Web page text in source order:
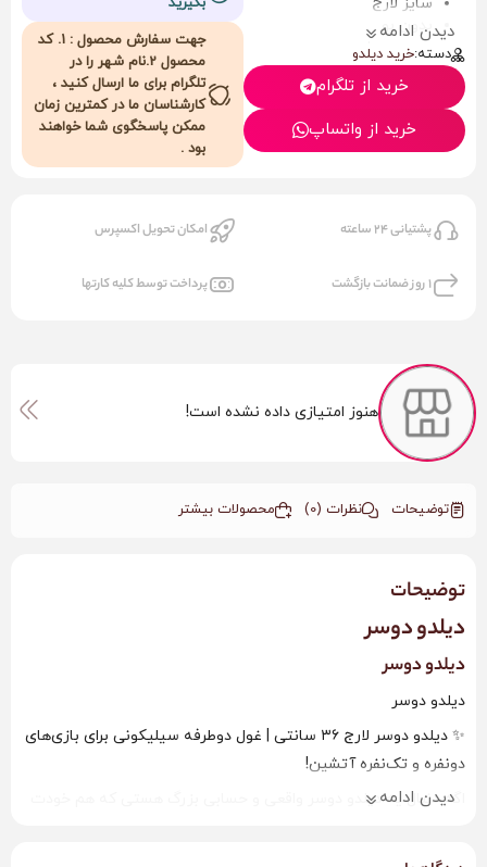
سایز لارج
بدون بو
بدون حساسیت
کیفیت عالی
طول360mm
دیدن ادامه
دسته:خرید دیلدو
خرید از تلگرام
خرید از واتساپ
جهت سفارش محصول : 1. کد
محصول 2.نام شهر را در
تلگرام برای ما ارسال کنید ،
کارشناسان ما در کمترین زمان
ممکن پاسخگوی شما خواهند
بود .
پشتیانی 24 ساعته امکان تحویل اکسپرس
1 روز ضمانت بازگشت پرداخت توسط کلیه کارتها
هنوز امتیازی داده نشده است!
توضیحات نظرات (0) محصولات بیشتر
توضیحات
دیلدو دوسر
دیلدو دوسر
دیلدو دوسر
✨ دیلدو دوسر لارج ۳۶ سانتی | غول دوطرفه سیلیکونی برای بازی‌های
دونفره و تک‌نفره آتشین!
اگه دنبال یه دیلدو دوسر واقعی و حسابی بزرگ هستی که هم خودت
سانتی دقیقاً همون هیولای دوست‌داشتنیه که می‌خواستی! 🔥🔥
دیدن ادامه